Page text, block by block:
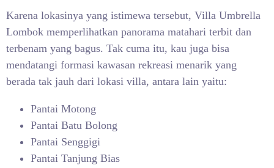
Karena lokasinya yang istimewa tersebut, Villa Umbrella
Lombok memperlihatkan panorama matahari terbit dan
terbenam yang bagus. Tak cuma itu, kau juga bisa
mendatangi formasi kawasan rekreasi menarik yang
berada tak jauh dari lokasi villa, antara lain yaitu:
Pantai Motong
Pantai Batu Bolong
Pantai Senggigi
Pantai Tanjung Bias